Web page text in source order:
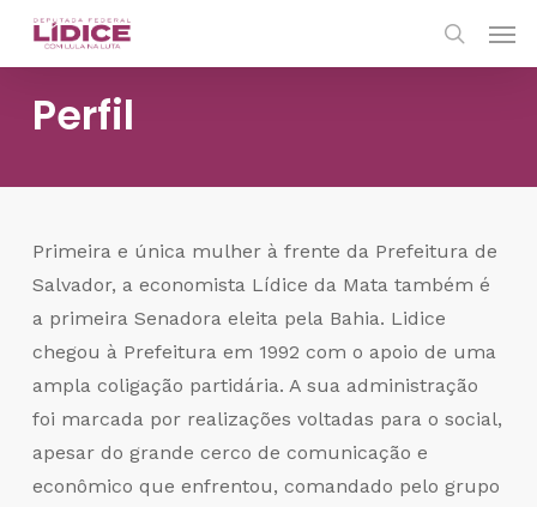
Skip
contentPerfil
Primeira e única mulher à frente da Prefeitura de
Salvador, a economista Lídice da Mata também é
a primeira Senadora eleita pela Bahia. Lidice
chegou à Prefeitura em 1992 com o apoio de uma
ampla coligação partidária. A sua administração
foi marcada por realizações voltadas para o social,
apesar do grande cerco de comunicação e
econômico que enfrentou, comandado pelo grupo